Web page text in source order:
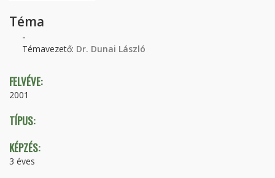
Téma
-
Témavezető: Dr. Dunai László
FELVÉVE:
2001
TÍPUS:
KÉPZÉS:
3 éves